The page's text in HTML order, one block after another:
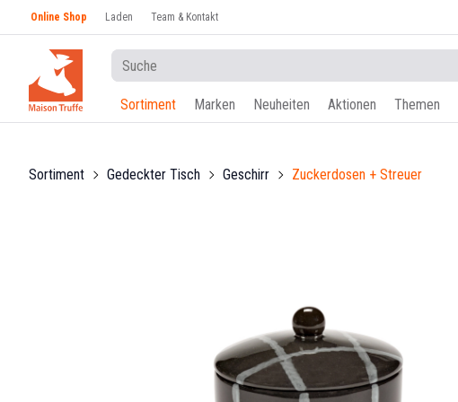
Online Shop Laden Team & Kontakt
Sortiment Marken Neuheiten Aktionen Themen
Sortiment Gedeckter Tisch Geschirr Zuckerdosen + Streuer